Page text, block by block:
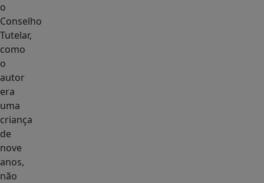
o
Conselho
Tutelar,
como
o
autor
era
uma
criança
de
nove
anos,
não